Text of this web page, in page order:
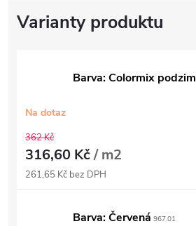
Barva: Colormix podzim
Na dotaz
362 Kč
316,60 Kč/ m2
261,65 Kč bez DPH
Barva: Červená 967.01